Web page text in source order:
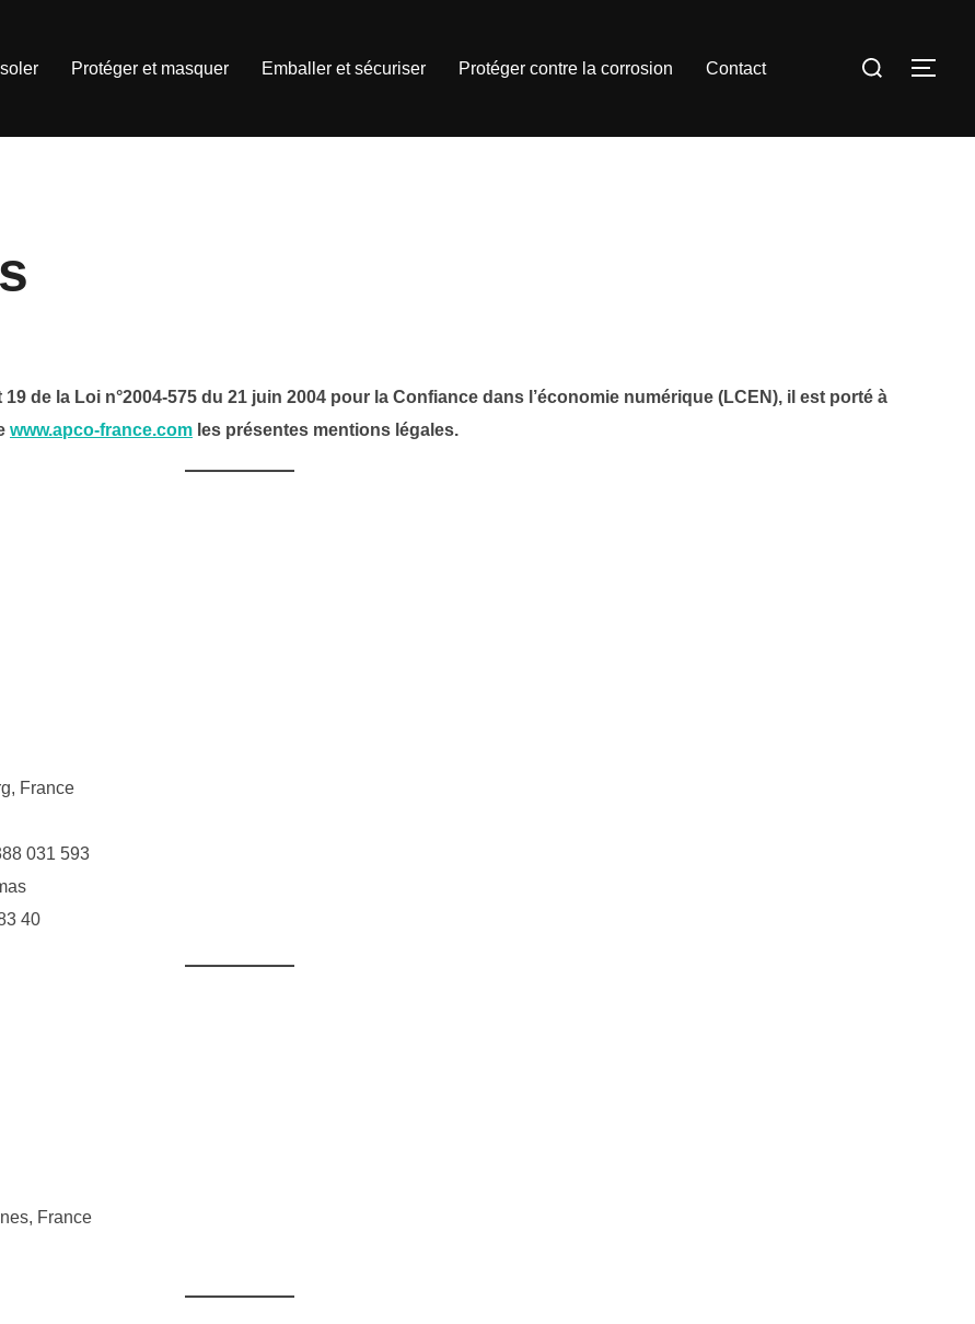
Protéger et masquer Emballer et sécuriser Protéger contre la corrosion Contact
Rechercher :
de la Loi n°2004-575 du 21 juin 2004 pour la Confiance dans l’économie numérique (LCEN), il est porté à
www.apco-france.com les présentes mentions légales.
France
031 593
40
France